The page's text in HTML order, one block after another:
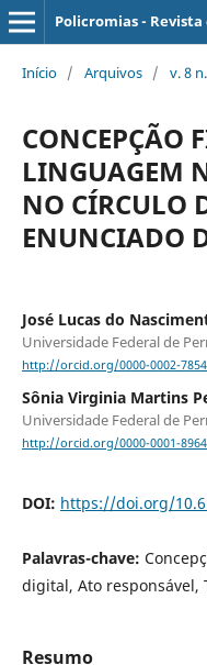
Policromias - Revista
Início / Arquivos / v. 8
CONCEPÇÃO
LINGUAGEM
NO CÍRCULO
ENUNCIADO
José Lucas do
Universidade Federal de
http://orcid.org/0000-0002-
Sônia Virginia Martins
Universidade Federal de
http://orcid.org/0000-0001-
DOI: https://doi.org/
Palavras-chave:
digital, Ato responsável,
Resumo